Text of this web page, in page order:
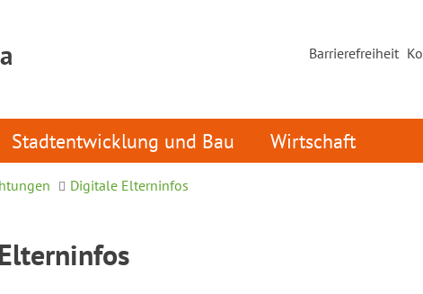
Barrierefreiheit
Stadtentwicklung und Bau Wirtschaft
Digitale Elterninfos